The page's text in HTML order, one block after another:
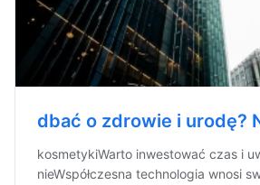
dbać o zdrowie i urodę?
kosmetykiWarto inwestować czas i
nieWspółczesna technologia wnosi